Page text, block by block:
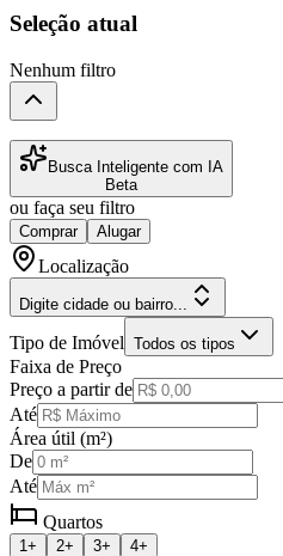
Seleção atual
Nenhum filtro
Busca Inteligente com IA
Beta
ou faça seu filtro
Comprar Alugar
Localização
Digite cidade ou bairro...
Tipo de Imóvel Todos os tipos
Faixa de Preço
Preço a partir de
Até
Área útil (m²)
De
Até
Quartos
1+ 2+ 3+ 4+